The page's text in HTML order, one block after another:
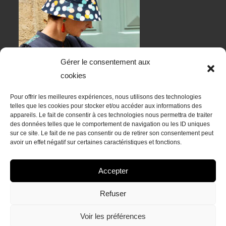
Gérer le consentement aux
cookies
Pour offrir les meilleures expériences, nous utilisons des technologies
telles que les cookies pour stocker et/ou accéder aux informations des
appareils. Le fait de consentir à ces technologies nous permettra de traiter
des données telles que le comportement de navigation ou les ID uniques
sur ce site. Le fait de ne pas consentir ou de retirer son consentement peut
avoir un effet négatif sur certaines caractéristiques et fonctions.
Accepter
Refuser
Voir les préférences
RESTONS EN CONTACT